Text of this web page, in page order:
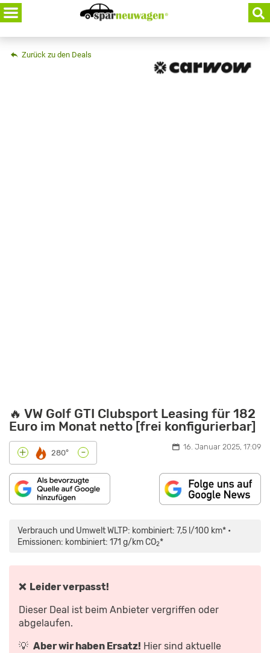
Skip
to
content
Zurück zu den Deals
🔥 VW Golf GTI Clubsport Leasing für 182
Euro im Monat netto [frei konfigurierbar]
+ 280° - 16. Januar 2025, 17:09
Verbrauch und Umwelt WLTP: kombiniert: 7,5 l/100 km* •
Emissionen: kombiniert: 171 g/km CO2*
❌ Leider verpasst!
Dieser Deal ist beim Anbieter vergriffen oder
abgelaufen.
💡 Aber wir haben Ersatz! Hier sind aktuelle
GTI
CLUBSPORT
NEUVORSTELLUNG
YOUTUBE
ANZEIGEN